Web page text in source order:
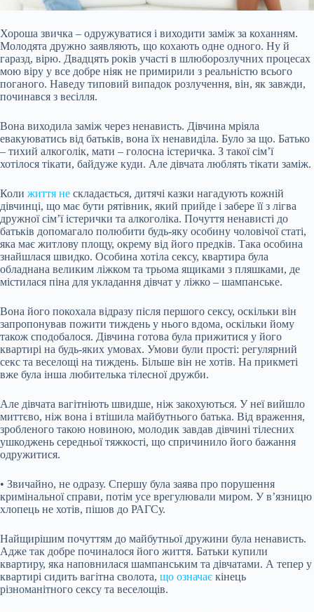
Хороша звичка – одружуватися і виходити заміж за коханням.
Молодята дружно заявляють, що кохають одне одного. Ну й
гаразд, вірю. Двадцять років участі в шлюборозлучних процесах
мою віру у все добре ніяк не примирили з реальністю всього
поганого. Наведу типовий випадок розлучення, він, як завжди,
починався з весілля.
Вона виходила заміж через ненависть. Дівчина мріяла
евакуюватись від батьків, вона їх ненавиділа. Було за що. Батько
– тихий алкоголік, мати – голосна істеричка. З такої сім’ї
хотілося тікати, байдуже куди. Але дівчата люблять тікати заміж.
Коли життя не складається, дитячі казки нагадують кожній
дівчинці, що має бути рятівник, який прийде і забере її з лігва
дружної сім’ї істерички та алкоголіка. Почуття ненависті до
батьків допомагало полюбити будь-яку особину чоловічої статі,
яка має житлову площу, окрему від його предків. Така особина
знайшлася швидко. Особина хотіла сексу, квартира була
обладнана великим ліжком та трьома ящиками з пляшками, де
містилася піна для укладання дівчат у ліжко – шампанське.
Вона його покохала відразу після першого сексу, оскільки він
запропонував пожити тиждень у нього вдома, оскільки йому
також сподобалося. Дівчина готова була прижитися у його
квартирі на будь-яких умовах. Умови були прості: регулярний
секс та веселощі на тиждень. Більше він не хотів. На прикметі
вже була інша любителька тілесної дружби.
Але дівчата вагітніють швидше, ніж закохуються. У неї вийшло
миттєво, ніж вона і втішила майбутнього батька. Від враження,
зробленого такою новиною, молодик завдав дівчині тілесних
ушкоджень середньої тяжкості, що спричинило його бажання
одружитися.
• Звичайно, не одразу. Спершу була заява про порушення
кримінальної справи, потім усе врегулювали миром. У в’язницю
хлопець не хотів, пішов до РАГСу.
Найщирішим почуттям до майбутньої дружини була ненависть.
Адже так добре починалося його життя. Батьки купили
квартиру, яка наповнилася шампанським та дівчатами. А тепер у
квартирі сидить вагітна сволота, що означає кінець
різноманітного сексу та веселощів.